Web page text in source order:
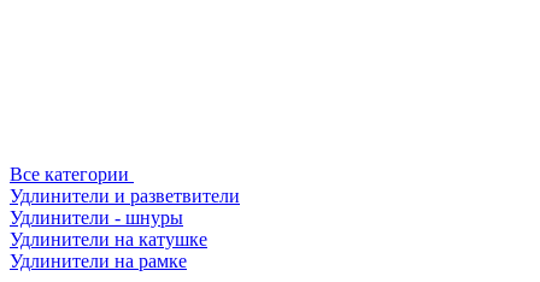
Все категории
Удлинители и разветвители
Удлинители - шнуры
Удлинители на катушке
Удлинители на рамке